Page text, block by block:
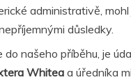
administrativě,
důsledky.
našeho příběhu, je
Whiteaa úředníka